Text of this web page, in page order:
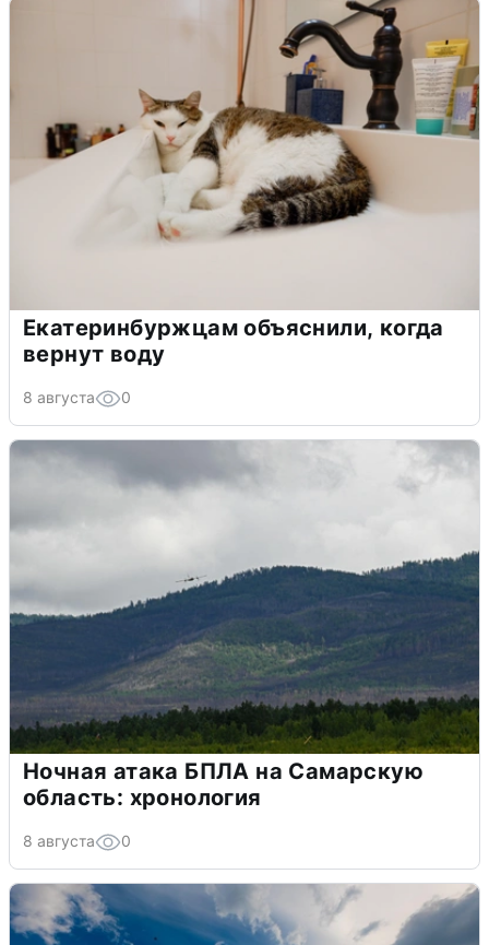
Екатеринбуржцам объяснили, когда
вернут воду
8 августа 0
Ночная атака БПЛА на Самарскую
область: хронология
8 августа 0